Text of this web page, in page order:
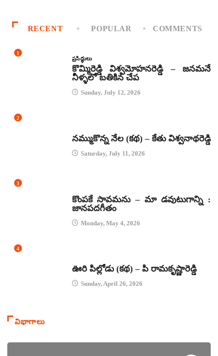
RECENT POPULAR COMMENTS
1
ప్రసిద్ధులు
కొమ్మిరెడ్డి విశ్వమోహనరెడ్డి – జనమనే
నీళ్ళలో బతికిన చేప
Sunday, July 12, 2026
2
నమ్ముకొన్న నేల (కథ) – కేతు విశ్వనాథరెడ్డి
Saturday, July 11, 2026
3
కొంపకే సావమను – మా డవుటుగాన్ని :
జానపదగీతం
Monday, May 4, 2026
4
ఊరి పిల్లోడు (కథ) – పి రామకృష్ణారెడ్డి
Sunday, April 26, 2026
విభాగాలు